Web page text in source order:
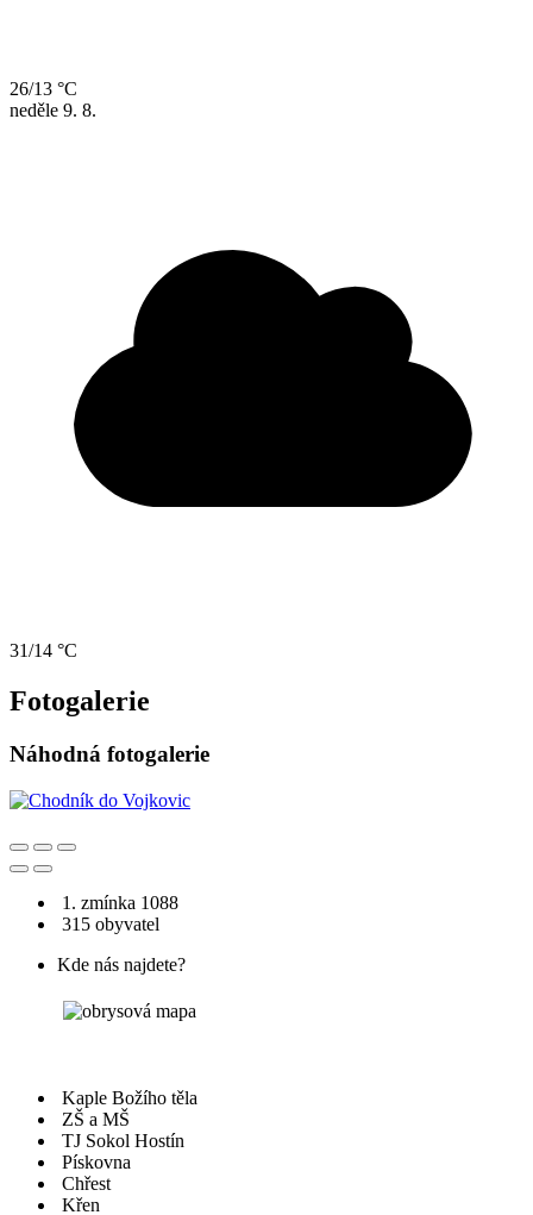
26/13 °C
neděle 9. 8.
31/14 °C
Fotogalerie
Náhodná fotogalerie
1. zmínka 1088
315 obyvatel
Kde nás najdete?
Kaple Božího těla
ZŠ a MŠ
TJ Sokol Hostín
Pískovna
Chřest
Křen